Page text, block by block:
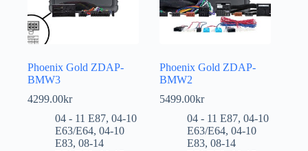
Phoenix Gold ZDAP-
BMW3
4299.00kr
04 - 11 E87, 04-10
E63/E64, 04-10
E83, 08-14
Phoenix Gold ZDAP-
BMW2
5499.00kr
04 - 11 E87,04-10
E63/E64,04-10
E83,08-14